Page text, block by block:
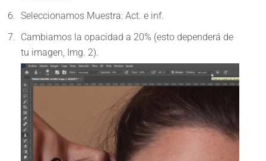
Seleccionamos Muestra: Act. e inf.
Cambiamos la opacidad a 20% (esto dependerá de
tu imagen, Img. 2).